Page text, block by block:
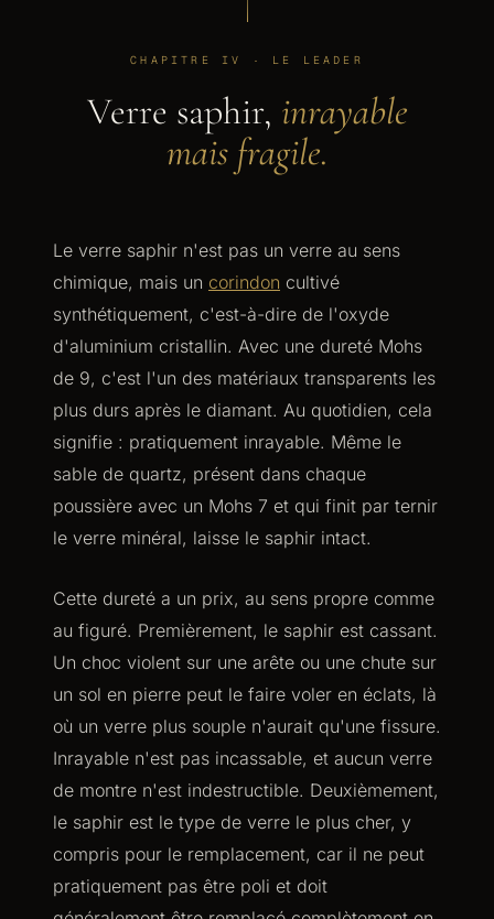
CHAPITRE IV · LE LEADER
Verre saphir, inrayable
mais fragile.
Le verre saphir n'est pas un verre au sens
chimique, mais un corindon cultivé
synthétiquement, c'est-à-dire de l'oxyde
d'aluminium cristallin. Avec une dureté Mohs
de 9, c'est l'un des matériaux transparents les
plus durs après le diamant. Au quotidien, cela
signifie : pratiquement inrayable. Même le
sable de quartz, présent dans chaque
poussière avec un Mohs 7 et qui finit par ternir
le verre minéral, laisse le saphir intact.
Cette dureté a un prix, au sens propre comme
au figuré. Premièrement, le saphir est cassant.
Un choc violent sur une arête ou une chute sur
un sol en pierre peut le faire voler en éclats, là
où un verre plus souple n'aurait qu'une fissure.
Inrayable n'est pas incassable, et aucun verre
de montre n'est indestructible. Deuxièmement,
le saphir est le type de verre le plus cher, y
compris pour le remplacement, car il ne peut
pratiquement pas être poli et doit